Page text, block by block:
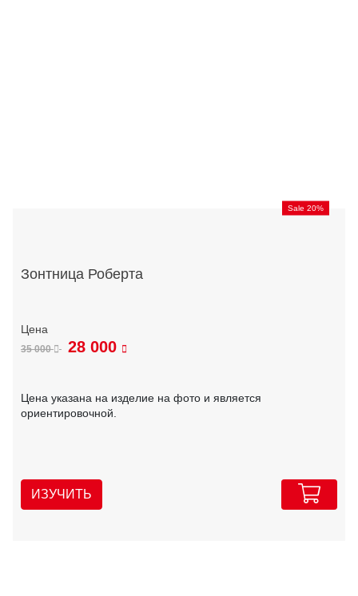
Sale 20%
Зонтница Роберта
35 000 28 000
Цена указана на изделие на фото и является
ориентировочной.
ИЗУЧИТЬ